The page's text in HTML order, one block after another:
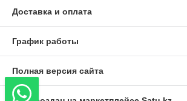
Доставка и оплата
График работы
Полная версия сайта